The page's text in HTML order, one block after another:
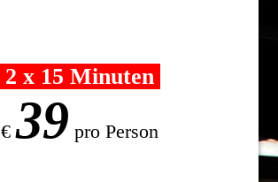
2 x 15 Minuten
€39 pro Person